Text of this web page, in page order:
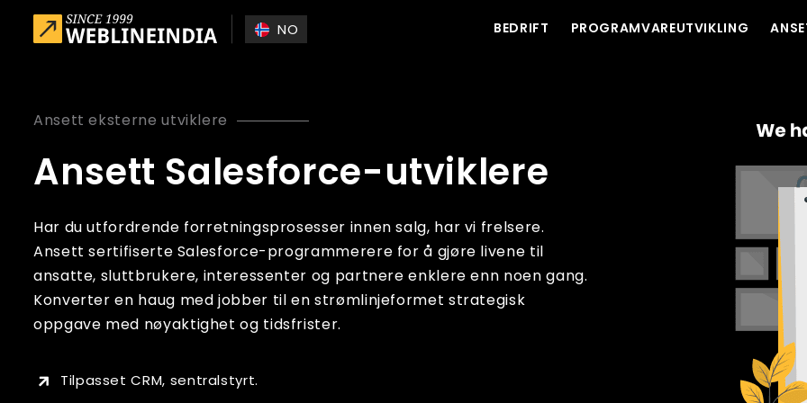
Skip to main content
NO BEDRIFT PROGRAMVAREUTVIKLING
Ansett eksterne utviklere
Ansett Salesforce-utviklere
Har du utfordrende forretningsprosesser innen salg, har vi frelsere.
Ansett sertifiserte Salesforce-programmerere for å gjøre livene til
ansatte, sluttbrukere, interessenter og partnere enklere enn noen gang.
Konverter en haug med jobber til en strømlinjeformet strategisk
oppgave med nøyaktighet og tidsfrister.
Tilpasset CRM, sentralstyrt.